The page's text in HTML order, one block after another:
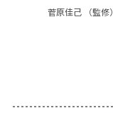
菅原佳己 （監修）